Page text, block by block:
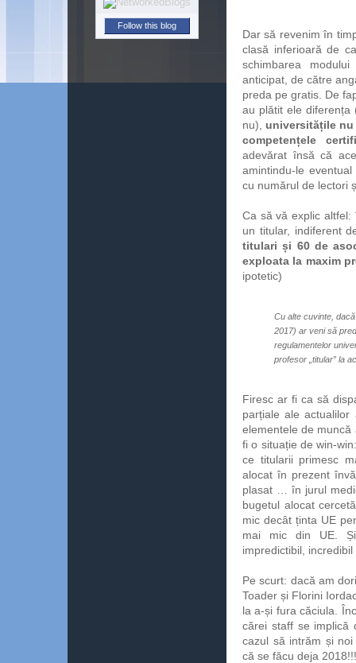
Dar să revenim în
clasă inferioară de
schimbarea
anticipat, de către
preda pe gratis. De
au plătit ele
nu), universitățile
competențele
adevărat însă că
amintindu-le
cu numărul de lectori
Ca să vă explic
un titular, indiferent
titulari și 60 de
exploata la maxim
ipotetic)
Cu alte cuvinte,
2017) ar veni să
regulamentelor
profesor „titular” la
Firesc ar fi ca să
parțiale ale
elementele de muncă
fi o situație de win-
ce titularii primesc
alocat în prezent
plasat … în jurul
bugetul alocat
mic decât ținta UE
mai mic din UE.
impredictibil,
Pe scurt: dacă am
Toader și Florini
la a-și fura căciula.
cărei staff se implică
cazul să intrăm și
că se făcu deja 2018!!!
Follow this blog